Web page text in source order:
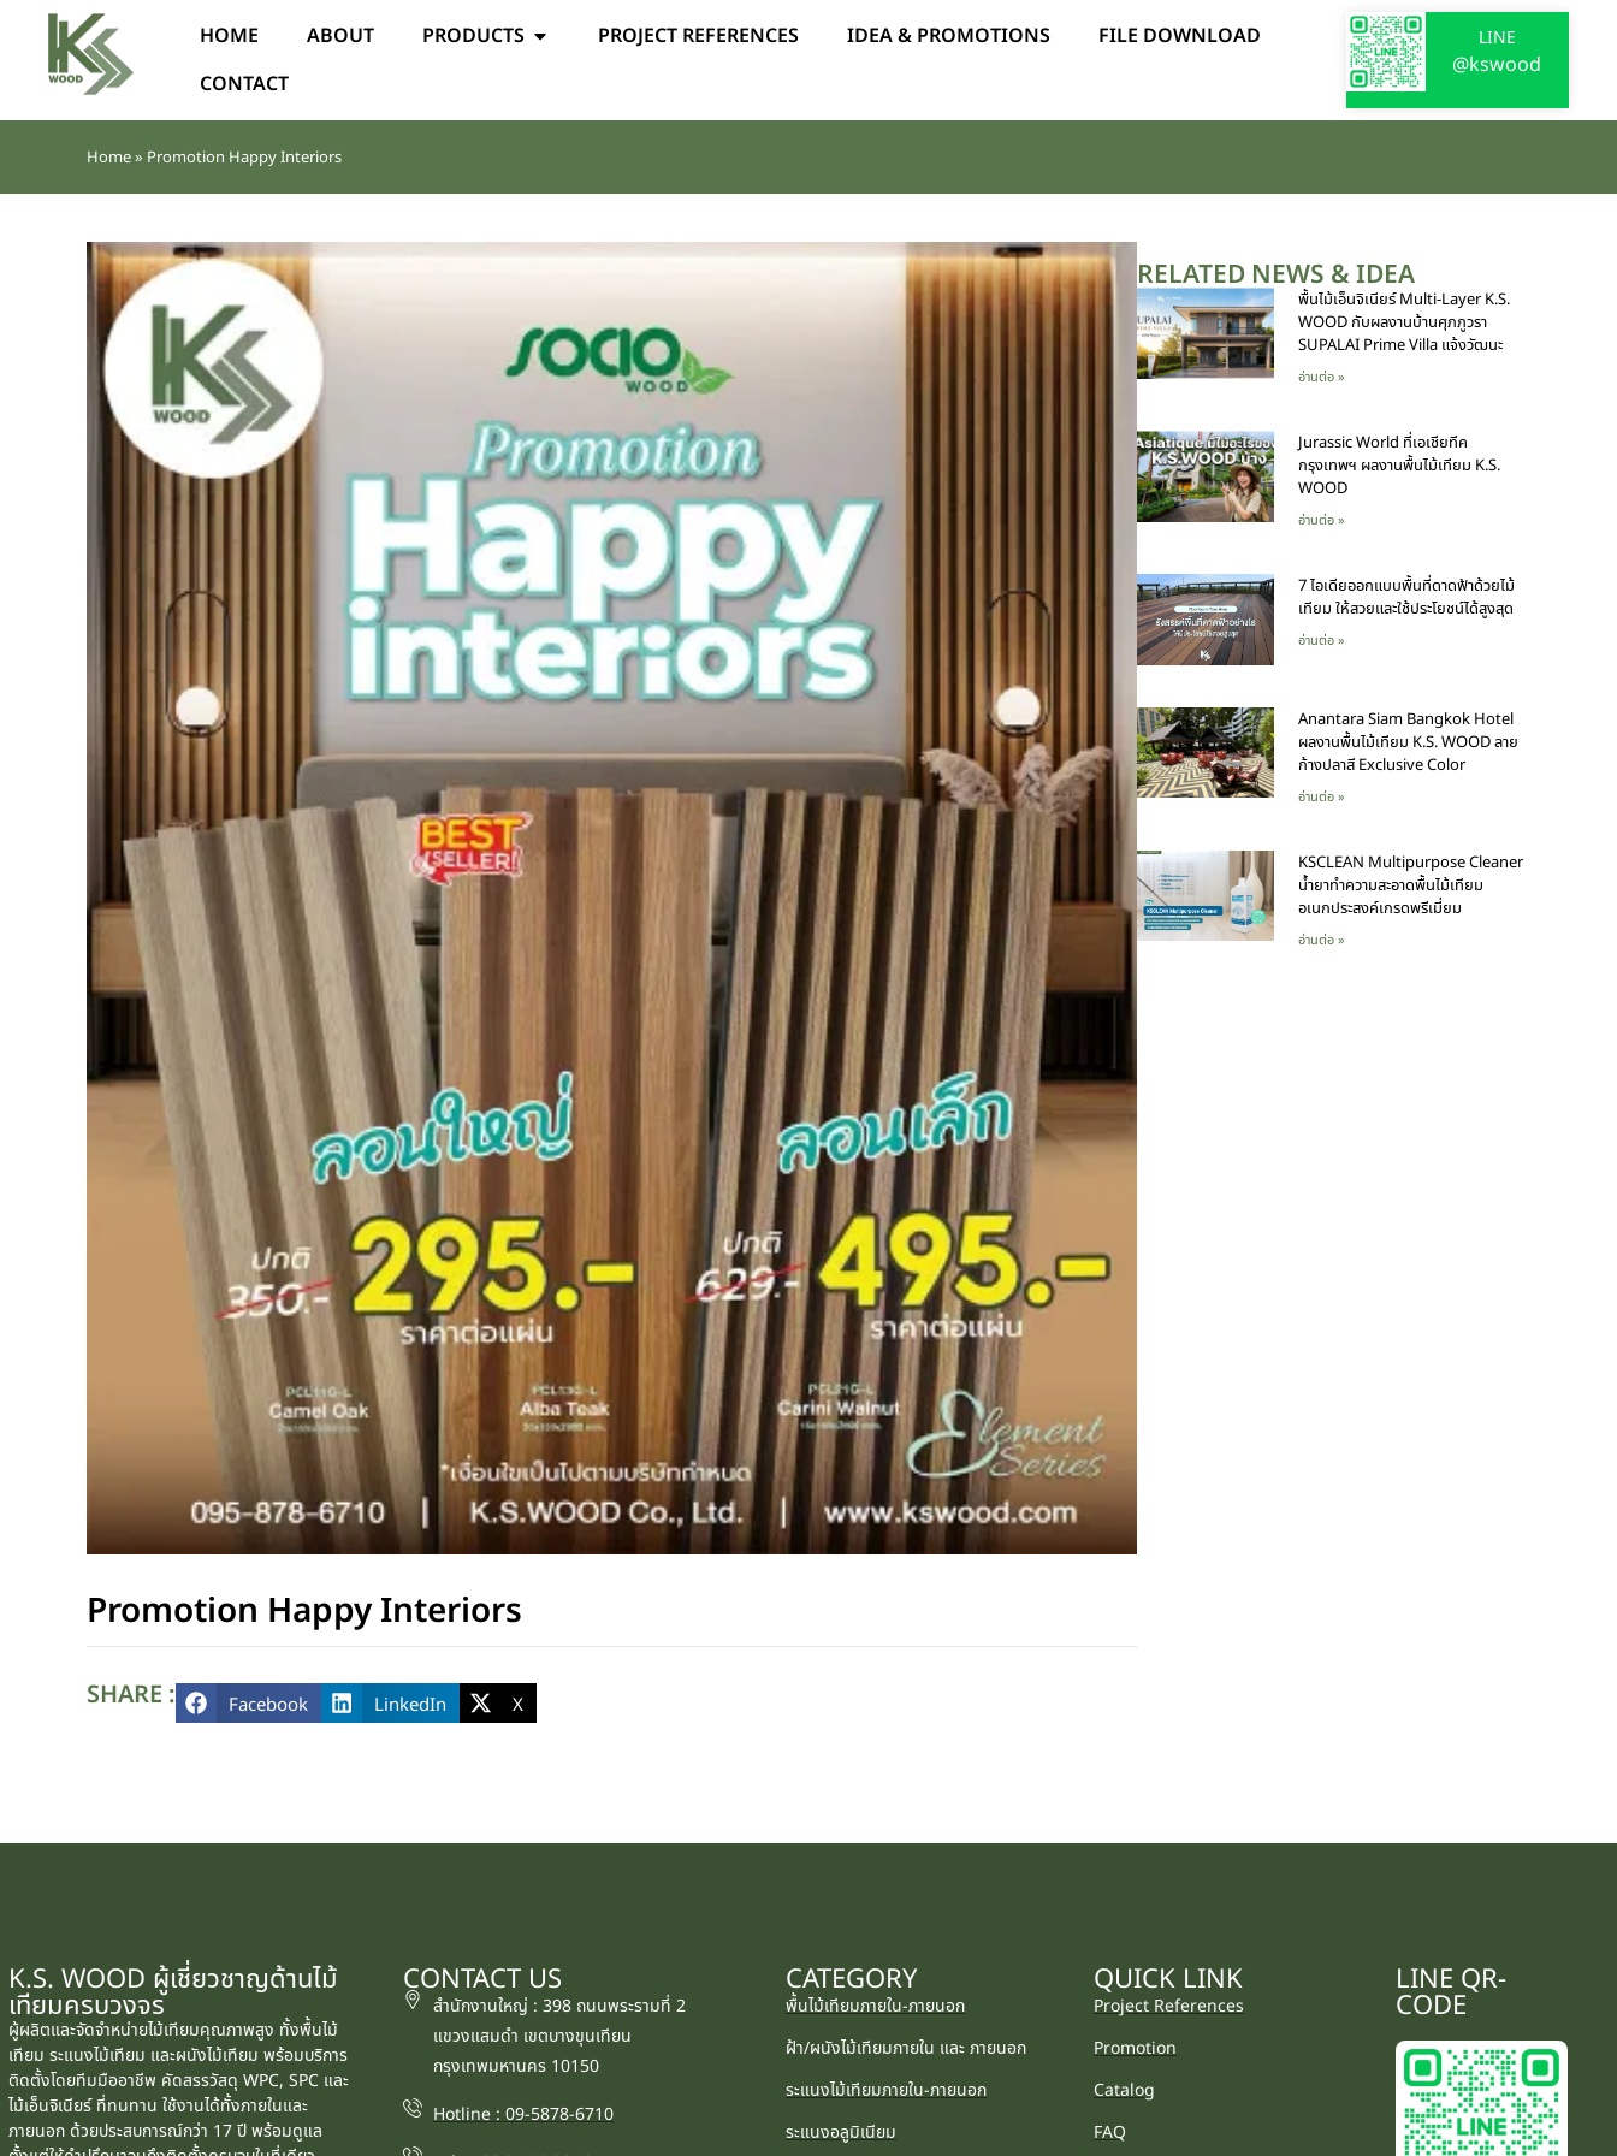
HOME ABOUT PRODUCTS PROJECT REFERENCES IDEA & PROMOTIONS
FILE DOWNLOAD
CONTACT
LINE
@kswood
Home» Promotion Happy Interiors
Promotion Happy Interiors
SHARE : Facebook LinkedIn X
RELATED NEWS & IDEA
พื้นไม้เอ็นจิเนียร์ Multi-Layer K.S.
WOOD กับผลงานบ้านศุภภูวรา
SUPALAI Prime Villa แจ้งวัฒนะ
อ่านต่อ »
Jurassic World ที่เอเชียทีค
กรุงเทพฯ ผลงานพื้นไม้เทียม K.S.
WOOD
อ่านต่อ »
7 ไอเดียออกแบบพื้นที่ดาดฟ้าด้วยไม้
เทียม ให้สวยและใช้ประโยชน์ได้สูงสุด
อ่านต่อ »
Anantara Siam Bangkok Hotel
ผลงานพื้นไม้เทียม K.S. WOOD ลาย
ก้างปลาสี Exclusive Color
อ่านต่อ »
KSCLEAN Multipurpose Cleaner
น้ำยาทำความสะอาดพื้นไม้เทียม
อเนกประสงค์เกรดพรีเมี่ยม
อ่านต่อ »
K.S. WOOD ผู้เชี่ยวชาญด้านไม้
เทียมครบวงจร
ผู้ผลิตและจัดจำหน่ายไม้เทียมคุณภาพสูง ทั้งพื้นไม้
เทียม ระแนงไม้เทียม และผนังไม้เทียม พร้อมบริการ
ติดตั้งโดยทีมมืออาชีพ คัดสรรวัสดุ WPC, SPC และ
ไม้เอ็นจิเนียร์ ที่ทนทาน ใช้งานได้ทั้งภายในและ
ภายนอก ด้วยประสบการณ์กว่า 17 ปี พร้อมดูแล
CONTACT US
สำนักงานใหญ่ : 398 ถนนพระรามที่ 2
แขวงแสมดำ เขตบางขุนเทียน
กรุงเทพมหานคร 10150
Hotline : 09-5878-6710
CATEGORY
พื้นไม้เทียมภายใน-ภายนอก
ฝ้า/ผนังไม้เทียมภายใน และ ภายนอก
ระแนงไม้เทียมภายใน-ภายนอก
ระแนงอลูมิเนียม
QUICK LINK
Project References
Promotion
Catalog
FAQ
LINE QR-
CODE